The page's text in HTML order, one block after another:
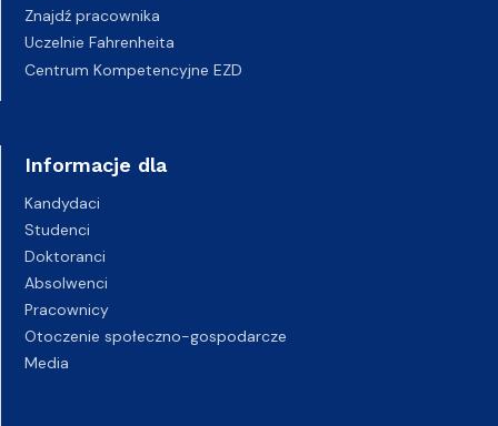
Znajdź pracownika
Uczelnie Fahrenheita
Centrum Kompetencyjne EZD
Informacje dla
Kandydaci
Studenci
Doktoranci
Absolwenci
Pracownicy
Otoczenie społeczno-gospodarcze
Media